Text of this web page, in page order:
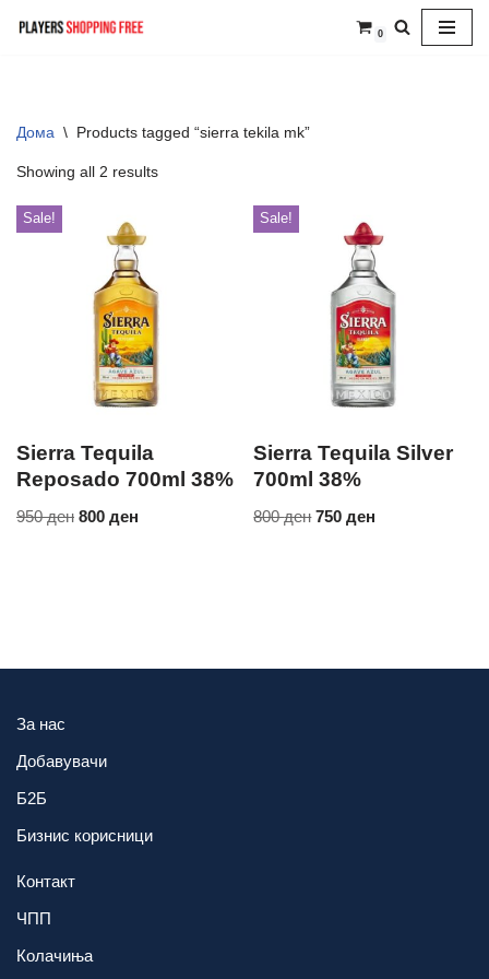
0
Дома \ Products tagged “sierra tekila mk”
Showing all 2 results
Sale!
Sierra Tequila
Reposado 700ml 38%
950ден 800 ден
Sale!
Sierra Tequila Silver
700ml 38%
800ден 750ден
За нас
Добавувачи
Б2Б
Бизнис корисници
Контакт
ЧПП
Колачиња